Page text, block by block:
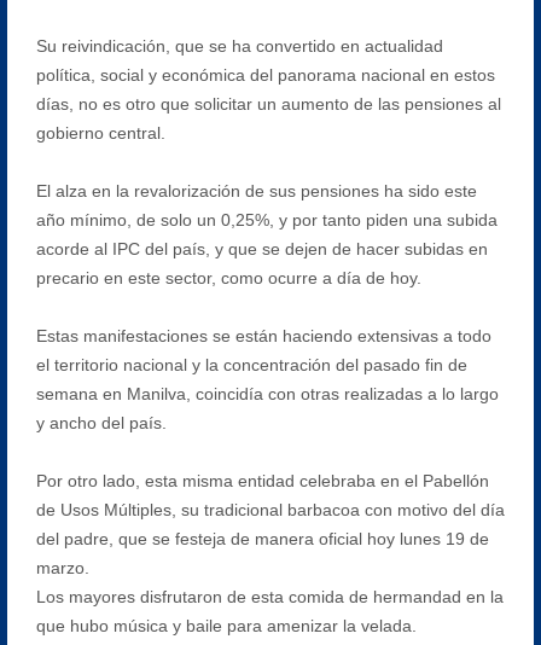
Su reivindicación, que se ha convertido en actualidad
política, social y económica del panorama nacional en estos
días, no es otro que solicitar un aumento de las pensiones al
gobierno central.
El alza en la revalorización de sus pensiones ha sido este
año mínimo, de solo un 0,25%, y por tanto piden una subida
acorde al IPC del país, y que se dejen de hacer subidas en
precario en este sector, como ocurre a día de hoy.
Estas manifestaciones se están haciendo extensivas a todo
el territorio nacional y la concentración del pasado fin de
semana en Manilva, coincidía con otras realizadas a lo largo
y ancho del país.
Por otro lado, esta misma entidad celebraba en el Pabellón
de Usos Múltiples, su tradicional barbacoa con motivo del día
del padre, que se festeja de manera oficial hoy lunes 19 de
marzo.
Los mayores disfrutaron de esta comida de hermandad en la
que hubo música y baile para amenizar la velada.